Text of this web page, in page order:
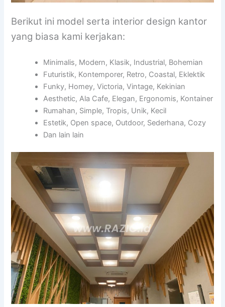
Berikut ini model serta interior design kantor
yang biasa kami kerjakan:
Minimalis, Modern, Klasik, Industrial, Bohemian
Futuristik, Kontemporer, Retro, Coastal, Eklektik
Funky, Homey, Victoria, Vintage, Kekinian
Aesthetic, Ala Cafe, Elegan, Ergonomis, Kontainer
Rumahan, Simple, Tropis, Unik, Kecil
Estetik, Open space, Outdoor, Sederhana, Cozy
Dan lain lain